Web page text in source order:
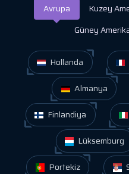
Avrupa Kuzey
Güney
Hollanda
Almanya
Finlandiya
Lüksemburg
Portekiz